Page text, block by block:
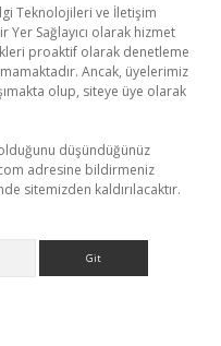
Teknolojileri ve İletişim
Yer Sağlayıcı olarak hizmet
proaktif olarak denetleme
Ancak, üyelerimiz
olup, siteye üye olarak
düşündüğünüz
adresine bildirmeniz
sitemizden kaldırılacaktır.